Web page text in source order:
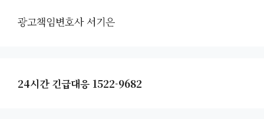
광고책임변호사 서기은
24시간 긴급대응 1522-9682